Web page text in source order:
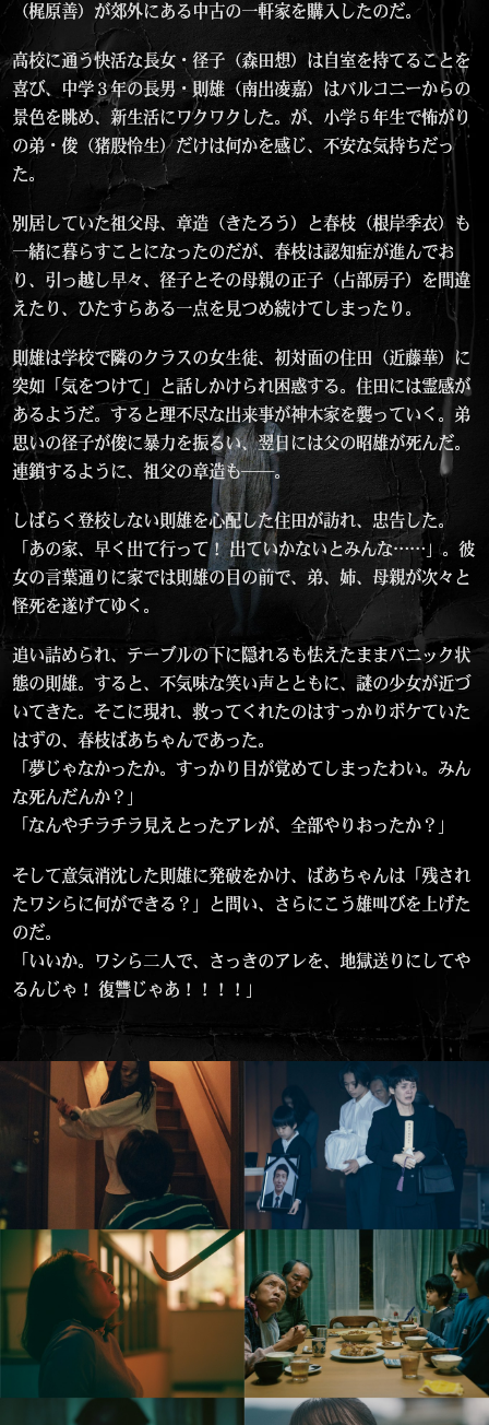
（梶原善）が郊外にある中古の一軒家を購入したのだ。
高校に通う快活な長女・径子（森田想）は自室を持てることを
喜び、中学３年の長男・則雄（南出凌嘉）はバルコニーからの
景色を眺め、新生活にワクワクした。が、小学５年生で怖がり
の弟・俊（猪股怜生）だけは何かを感じ、不安な気持ちだっ
た。
別居していた祖父母、章造（きたろう）と春枝（根岸季衣）も
一緒に暮らすことになったのだが、春枝は認知症が進んでお
り、引っ越し早々、径子とその母親の正子（占部房子）を間違
えたり、ひたすらある一点を見つめ続けてしまったり。
則雄は学校で隣のクラスの女生徒、初対面の住田（近藤華）に
突如「気をつけて」と話しかけられ困惑する。住田には霊感が
あるようだ。すると理不尽な出来事が神木家を襲っていく。弟
思いの径子が俊に暴力を振るい、翌日には父の昭雄が死んだ。
連鎖するように、祖父の章造も──。
しばらく登校しない則雄を心配した住田が訪れ、忠告した。
「あの家、早く出て行って！ 出ていかないとみんな……」。彼
女の言葉通りに家では則雄の目の前で、弟、姉、母親が次々と
怪死を遂げてゆく。
追い詰められ、テーブルの下に隠れるも怯えたままパニック状
態の則雄。すると、不気味な笑い声とともに、謎の少女が近づ
いてきた。そこに現れ、救ってくれたのはすっかりボケていた
はずの、春枝ばあちゃんであった。
「夢じゃなかったか。すっかり目が覚めてしまったわい。みん
な死んだんか？」
「なんやチラチラ見えとったアレが、全部やりおったか？」
そして意気消沈した則雄に発破をかけ、ばあちゃんは「残され
たワシらに何ができる？」と問い、さらにこう雄叫びを上げた
のだ。
「いいか。ワシら二人で、さっきのアレを、地獄送りにしてや
るんじゃ！ 復讐じゃあ！！！！」